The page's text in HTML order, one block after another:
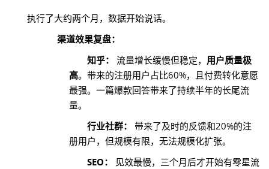
执行了大约两个月，数据开始说话。
渠道效果复盘：
知乎：
流量增长缓慢但稳定， 用户质量极
高。带来的注册用户占比60%，且付费转化意愿
最强。一篇爆款回答带来了持续半年的长尾流
量。
行业社群：
带来了及时的反馈和20%的注
册用户，但规模有限，无法规模化扩张。
SEO：
见效最慢，三个月后才开始有零星流